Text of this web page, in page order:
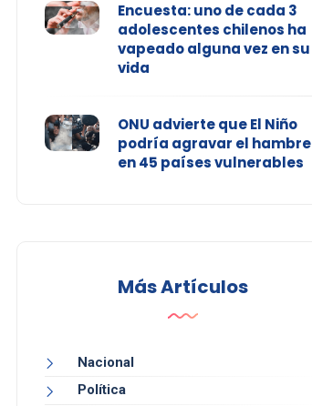
Encuesta: uno de cada 3
adolescentes chilenos ha
vapeado alguna vez en su
vida
ONU advierte que El Niño
podría agravar el hambre
en 45 países vulnerables
Más Artículos
Nacional
Política